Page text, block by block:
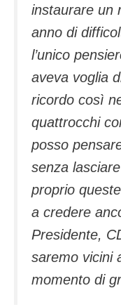
instaurare un
anno di
l’unico
aveva voglia
ricordo così
quattrocchi
posso
senza
proprio
a credere
Presidente,
saremo vicini
momento di